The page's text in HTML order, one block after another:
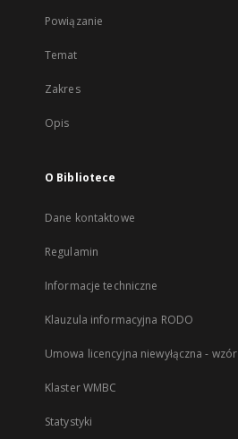
Powiązanie
Temat
Zakres
Opis
O Bibliotece
Dane kontaktowe
Regulamin
Informacje techniczne
Klauzula informacyjna RODO
Umowa licencyjna niewyłączna - wzór
Klaster WMBC
Statystyki